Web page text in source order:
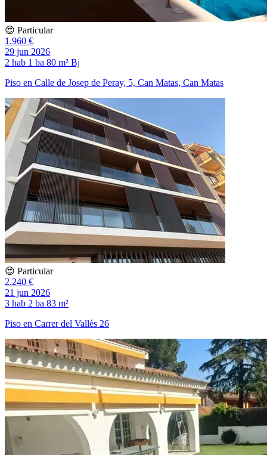
😍 Particular
1.960 €
29 jun 2026
2 hab 1 ba 80 m² Bj
Piso en Calle de Josep de Peray, 5, Can Matas, Can Matas
😍 Particular
2.240 €
21 jun 2026
3 hab 2 ba 83 m²
Piso en Carrer del Vallès 26